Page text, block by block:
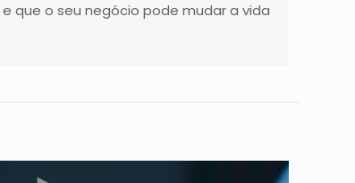
que o seu negócio pode mudar a vida